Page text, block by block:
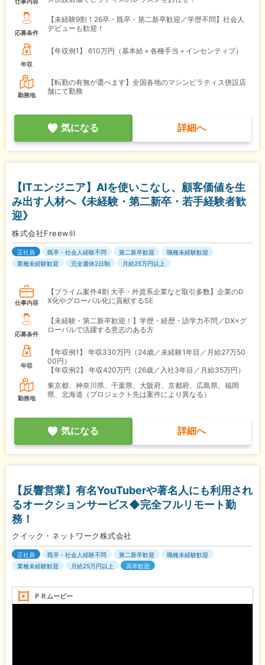
応募条件
【未経験9割！26卒・既卒・第二新卒歓迎／学歴不問】社会人
デビューも歓迎！
年収
【年収例1】 610万円（基本給＋各種手当＋インセンティブ）
勤務地
【転勤の有無が選べます】全国各地のマシンピラティス併設店
舗にて勤務
気になる 詳細へ
【ITエンジニア】AIを使いこなし、顧客価値を生
み出す人材へ《未経験・第二新卒・若手経験者歓
迎》
株式会社Freewill
正社員 既卒・社会人経験不問 第二新卒歓迎
職種未経験歓迎
業種未経験歓迎
完全週休2日制 月給25万円以上
仕事内容
【プライム案件4割 大手・外資系企業など取引多数】企業のD
X化やグローバル化に貢献するSE
応募条件
【未経験・第二新卒歓迎！】学歴・経歴・語学力不問／DX×グ
ローバルで活躍する意志のある方
年収
【年収例1】
年収330万円（24歳／未経験1年目／月給27万50
00円）
【年収例2】
年収420万円（26歳／入社3年目／月給35万円）
勤務地
東京都、神奈川県、千葉県、大阪府、京都府、広島県、福岡
県、北海道（プロジェクト先は案件により異なる）
気になる 詳細へ
【反響営業】有名YouTuberや著名人にも利用され
るオークションサービス◆完全フルリモート勤
務！
クイック・ネットワーク株式会社
正社員 既卒・社会人経験不問 第二新卒歓迎
職種未経験歓迎
業種未経験歓迎
月給25万円以上 高卒歓迎
ＰＲムービー